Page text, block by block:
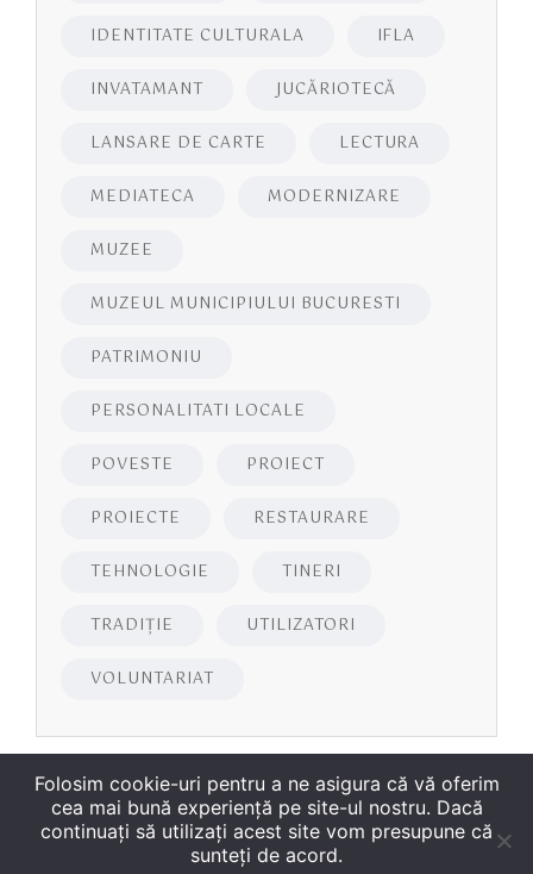
IDENTITATE CULTURALA IFLA
INVATAMANT JUCĂRIOTECĂ
LANSARE DE CARTE LECTURA
MEDIATECA MODERNIZARE
MUZEE
MUZEUL MUNICIPIULUI BUCURESTI
PATRIMONIU
PERSONALITATI LOCALE
POVESTE PROIECT
PROIECTE RESTAURARE
TEHNOLOGIE TINERI
TRADIȚIE UTILIZATORI
VOLUNTARIAT
Folosim cookie-uri pentru a ne asigura că vă oferim
cea mai bună experiență pe site-ul nostru. Dacă
continuați să utilizați acest site vom presupune că
sunteți de acord.